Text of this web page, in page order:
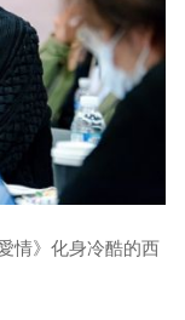
情》化身冷酷的西